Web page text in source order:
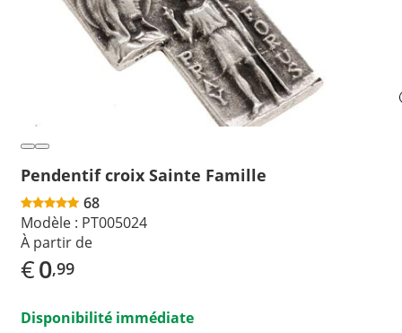
Pendentif croix Sainte Famille
68
Modèle : PT005024
À partir de
€0,99
Disponibilité immédiate